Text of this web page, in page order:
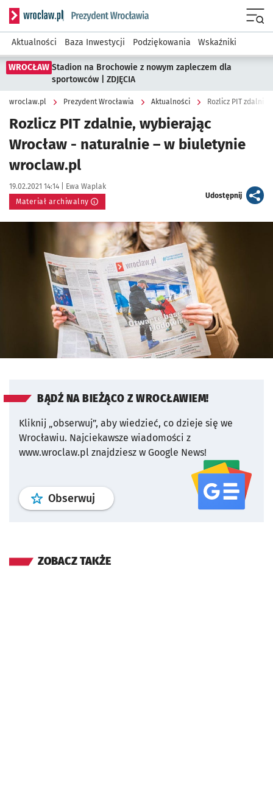
Serwis informacyjny wroclaw.pl podserwis: Prezydent
Aktualności Baza Inwestycji Podziękowania Wskaźniki
WROCŁAW Stadion na Brochowie z nowym zapleczem dla
sportowców | ZDJĘCIA
wroclaw.pl Prezydent Wrocławia Aktualności Rozlicz PIT
Rozlicz PIT zdalnie, wybierając
Wrocław - naturalnie – w biuletynie
wroclaw.pl
Data publikacji:
19.02.2021 14:14 | Autor:
Ewa Waplak
Materiał archiwalny
Udostępnijartykuł
Kliknij, aby powiększyć
BĄDŹ NA BIEŻĄCO Z WROCŁAWIEM!
Kliknij „obserwuj”, aby wiedzieć, co dzieje się we
Wrocławiu. Najciekawsze wiadomości z
www.wroclaw.pl znajdziesz w Google News!
Obserwuj profil serwisu
ZOBACZ TAKŻE